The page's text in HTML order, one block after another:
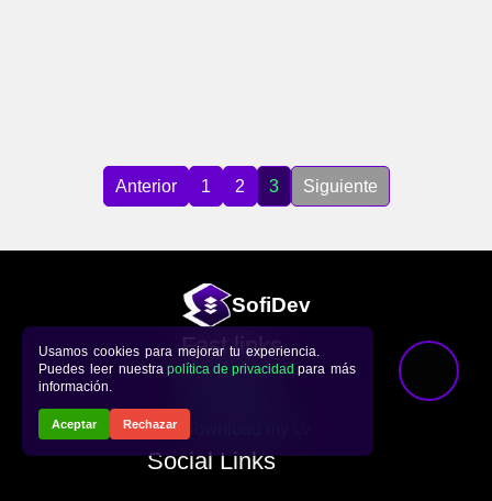
Anterior 1 2 3 Siguiente
SofiDev
Fast links
Repository
Social Links
Usamos cookies para mejorar tu experiencia.
Puedes leer nuestra política de privacidad para más
información.
Aceptar Rechazar